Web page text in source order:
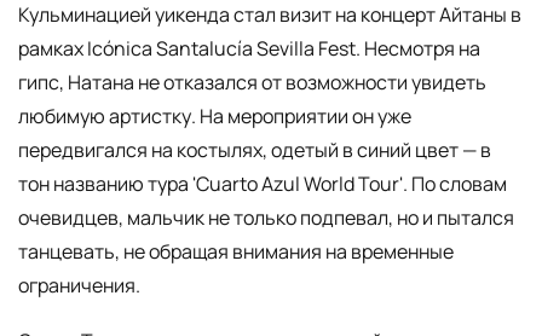
Кульминацией уикенда стал визит на концерт Айтаны в
рамках Icónica Santalucía Sevilla Fest. Несмотря на
гипс, Натана не отказался от возможности увидеть
любимую артистку. На мероприятии он уже
передвигался на костылях, одетый в синий цвет — в
тон названию тура 'Cuarto Azul World Tour'. По словам
очевидцев, мальчик не только подпевал, но и пытался
танцевать, не обращая внимания на временные
ограничения.